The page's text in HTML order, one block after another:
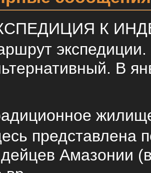
К
В
представлена
Амазонии